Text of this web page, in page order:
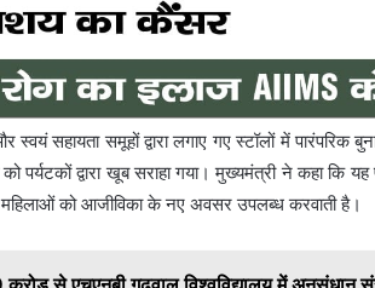
स्वयं सहायता समूहों द्वारा लगाए गए स्टॉलों में
पर्यटकों द्वारा खूब सराहा गया। मुख्यमंत्री ने कहा कि
को आजीविका के नए अवसर उपलब्ध करवाती है।